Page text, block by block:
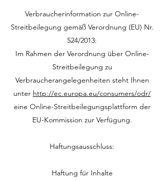
Verbraucherinformation zur Online-
Streitbeilegung gemäß Verordnung (EU) Nr.
524/2013:
Im Rahmen der Verordnung über Online-
Streitbeilegung zu
Verbraucherangelegenheiten steht Ihnen
unter http://ec.europa.eu/consumers/odr/
eine Online-Streitbeilegungsplattform der
EU-Kommission zur Verfügung.
Haftungsausschluss:
Haftung für Inhalte